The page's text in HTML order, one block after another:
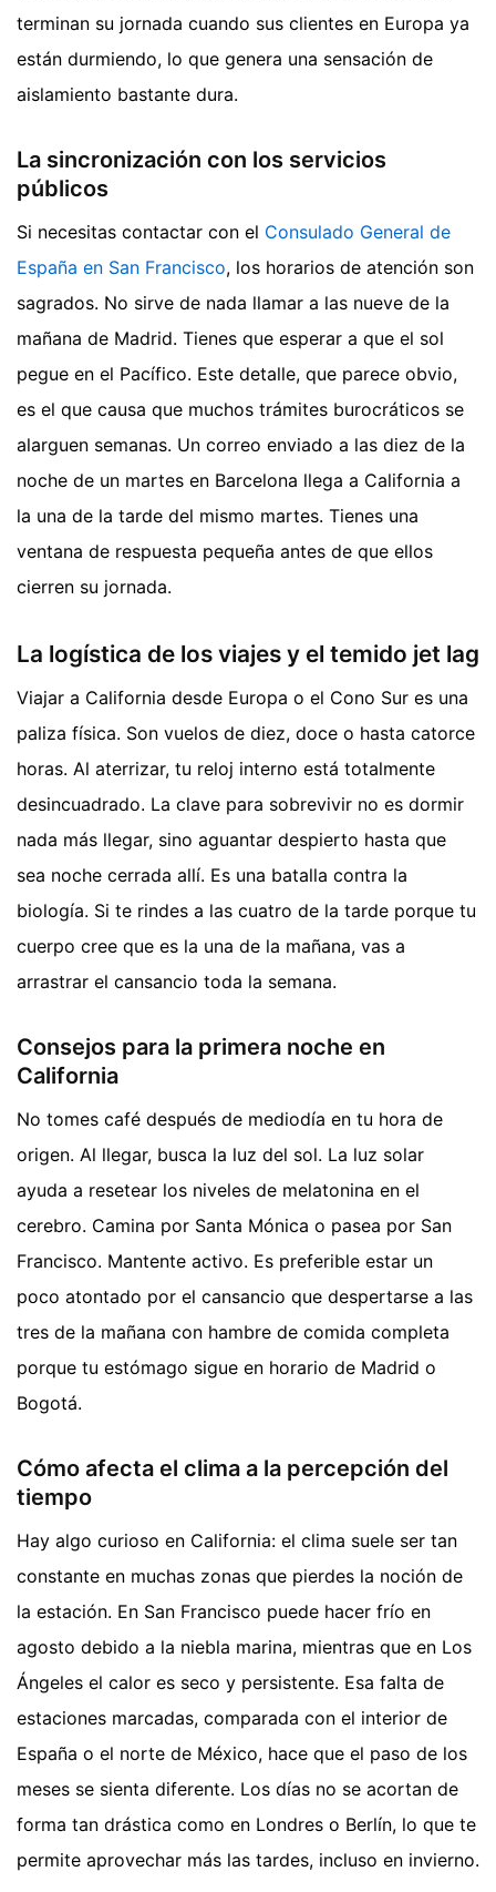
terminan su jornada cuando sus clientes en Europa ya
están durmiendo, lo que genera una sensación de
aislamiento bastante dura.
La sincronización con los servicios
públicos
Si necesitas contactar con el Consulado General de
España en San Francisco, los horarios de atención son
sagrados. No sirve de nada llamar a las nueve de la
mañana de Madrid. Tienes que esperar a que el sol
pegue en el Pacífico. Este detalle, que parece obvio,
es el que causa que muchos trámites burocráticos se
alarguen semanas. Un correo enviado a las diez de la
noche de un martes en Barcelona llega a California a
la una de la tarde del mismo martes. Tienes una
ventana de respuesta pequeña antes de que ellos
cierren su jornada.
La logística de los viajes y el temido jet lag
Viajar a California desde Europa o el Cono Sur es una
paliza física. Son vuelos de diez, doce o hasta catorce
horas. Al aterrizar, tu reloj interno está totalmente
desincuadrado. La clave para sobrevivir no es dormir
nada más llegar, sino aguantar despierto hasta que
sea noche cerrada allí. Es una batalla contra la
biología. Si te rindes a las cuatro de la tarde porque tu
cuerpo cree que es la una de la mañana, vas a
arrastrar el cansancio toda la semana.
Consejos para la primera noche en
California
No tomes café después de mediodía en tu hora de
origen. Al llegar, busca la luz del sol. La luz solar
ayuda a resetear los niveles de melatonina en el
cerebro. Camina por Santa Mónica o pasea por San
Francisco. Mantente activo. Es preferible estar un
poco atontado por el cansancio que despertarse a las
tres de la mañana con hambre de comida completa
porque tu estómago sigue en horario de Madrid o
Bogotá.
Cómo afecta el clima a la percepción del
tiempo
Hay algo curioso en California: el clima suele ser tan
constante en muchas zonas que pierdes la noción de
la estación. En San Francisco puede hacer frío en
agosto debido a la niebla marina, mientras que en Los
Ángeles el calor es seco y persistente. Esa falta de
estaciones marcadas, comparada con el interior de
España o el norte de México, hace que el paso de los
meses se sienta diferente. Los días no se acortan de
forma tan drástica como en Londres o Berlín, lo que te
permite aprovechar más las tardes, incluso en invierno.